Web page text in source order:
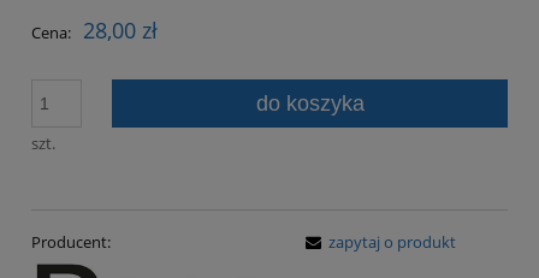
Cena: 28,00 zł
szt.
do koszyka
Producent: zapytaj o produkt